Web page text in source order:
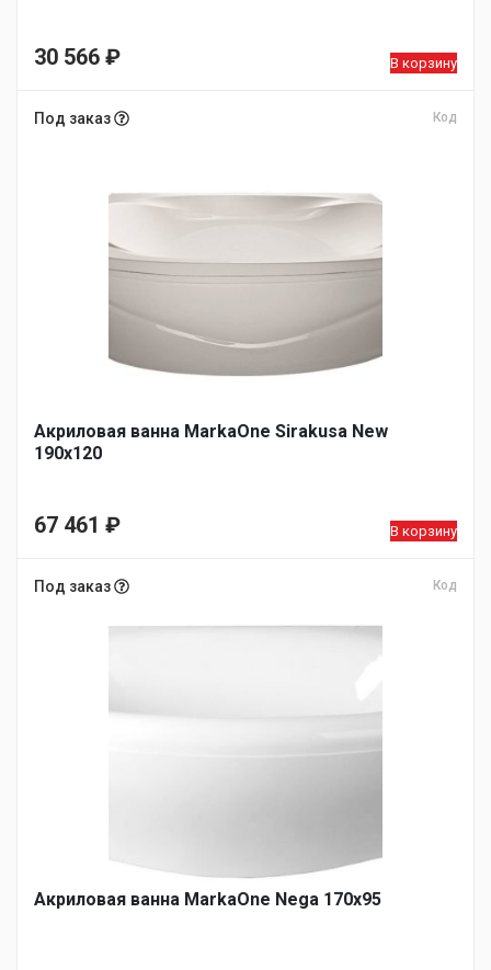
30 566 ₽ В корзину
Под заказ Код
Акриловая ванна MarkaOne Sirakusa New
190х120
67 461 ₽ В корзину
Под заказ Код
Акриловая ванна MarkaOne Nega 170х95